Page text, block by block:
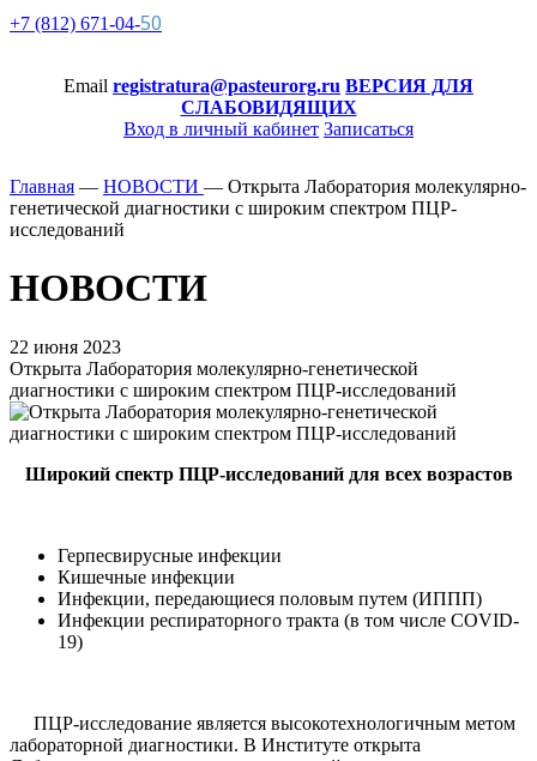
+7 (812) 671-04-50
Email registratura@pasteurorg.ru ВЕРСИЯ ДЛЯ
СЛАБОВИДЯЩИХ
Вход в личный кабинет Записаться
Главная — НОВОСТИ — Открыта Лаборатория молекулярно-
генетической диагностики с широким спектром ПЦР-
исследований
НОВОСТИ
22 июня 2023
Открыта Лаборатория молекулярно-генетической
диагностики с широким спектром ПЦР-исследований
Широкий спектр ПЦР-исследований для всех возрастов
Герпесвирусные инфекции
Кишечные инфекции
Инфекции, передающиеся половым путем (ИППП)
Инфекции респираторного тракта (в том числе COVID-
19)
ПЦР-исследование является высокотехнологичным метом
лабораторной диагностики. В Институте открыта